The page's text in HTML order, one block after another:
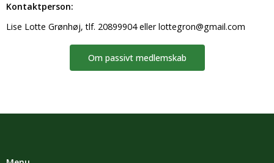
Kontaktperson:
Lise Lotte Grønhøj, tlf. 20899904 eller lottegron@gmail.com
Om passivt medlemskab